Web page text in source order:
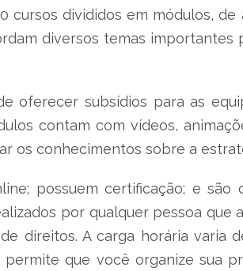
cursos divididos em módulos,
diversos temas
oferecer subsídios para as
contam com vídeos,
os conhecimentos sobre a
possuem certificação; e
por qualquer pessoa
direitos. A carga horária varia
que você organize sua